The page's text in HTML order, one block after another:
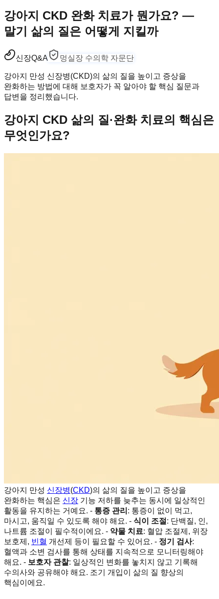
강아지 CKD 완화 치료가 뭔가요? —
말기 삶의 질은 어떻게 지킬까
신장Q&A 멍실장 수의학 자문단
강아지 만성 신장병(CKD)의 삶의 질을 높이고 증상을
완화하는 방법에 대해 보호자가 꼭 알아야 할 핵심 질문과
답변을 정리했습니다.
강아지 CKD 삶의 질·완화 치료의 핵심은
무엇인가요?
강아지 만성 신장병(CKD)의 삶의 질을 높이고 증상을
완화하는 핵심은 신장 기능 저하를 늦추는 동시에 일상적인
활동을 유지하는 거예요. - 통증 관리 : 통증이 없이 먹고,
마시고, 움직일 수 있도록 해야 해요. - 식이 조절 : 단백질, 인,
나트륨 조절이 필수적이에요. - 약물 치료: 혈압 조절제, 위장
보호제, 빈혈 개선제 등이 필요할 수 있어요. - 정기 검사:
혈액과 소변 검사를 통해 상태를 지속적으로 모니터링해야
해요. - 보호자 관찰: 일상적인 변화를 놓치지 않고 기록해
수의사와 공유해야 해요. 조기 개입이 삶의 질 향상의
핵심이에요.